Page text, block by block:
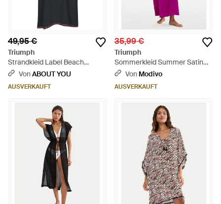
49,95 €
Triumph
Strandkleid Label Beach
Mywear Caftan - Schwarz
VonABOUT YOU
AUSVERKAUFT
35,99 €
Triumph
Sommerkleid Summer Satin
10227240 Relaxed Fit - Lila
Von Modivo
AUSVERKAUFT